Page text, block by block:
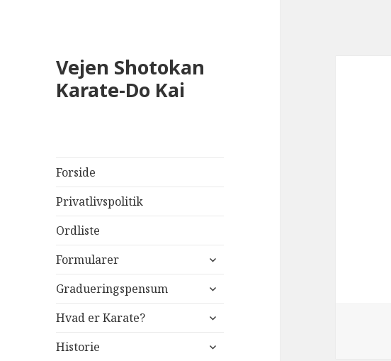
Vejen Shotokan
Karate-Do Kai
Forside
Privatlivspolitik
Ordliste
Formularer
udvid
Gradueringspensum
udvid
Hvad er Karate?
udvid
Historie
udvid